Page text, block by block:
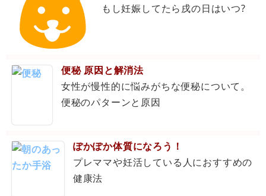
もし妊娠してたら戌の日はいつ?
便秘 原因と解消法
女性が慢性的に悩みがちな便秘について。
便秘のパターンと原因
ぽかぽか体質になろう！
プレママや妊活している人におすすめの
健康法